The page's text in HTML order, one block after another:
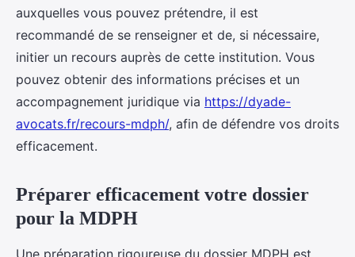
auxquelles vous pouvez prétendre, il est
recommandé de se renseigner et de, si nécessaire,
initier un recours auprès de cette institution. Vous
pouvez obtenir des informations précises et un
accompagnement juridique via https://dyade-
avocats.fr/recours-mdph/, afin de défendre vos droits
efficacement.
Préparer efficacement votre dossier
pour la MDPH